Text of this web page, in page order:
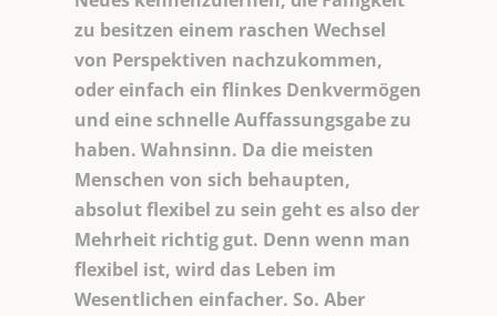
zu besitzen einem raschen Wechsel
von Perspektiven nachzukommen,
oder einfach ein flinkes Denkvermögen
und eine schnelle Auffassungsgabe zu
haben. Wahnsinn. Da die meisten
Menschen von sich behaupten,
absolut flexibel zu sein geht es also der
Mehrheit richtig gut. Denn wenn man
flexibel ist, wird das Leben im
Wesentlichen einfacher. So. Aber